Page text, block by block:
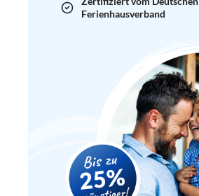
Ferienhausverband